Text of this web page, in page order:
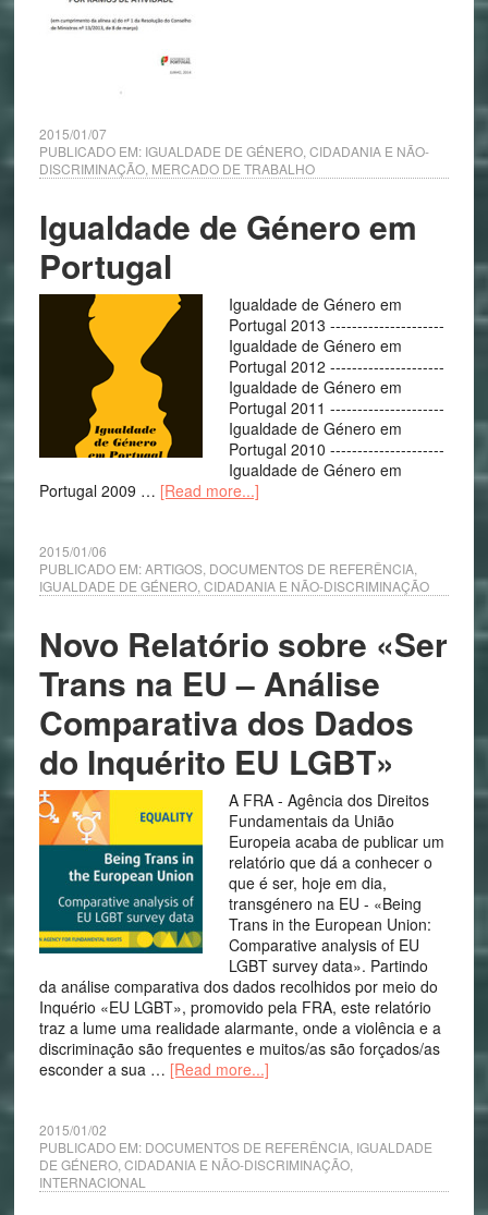
2015/01/07
PUBLICADO EM: IGUALDADE DE GÉNERO, CIDADANIA E NÃO-
DISCRIMINAÇÃO, MERCADO DE TRABALHO
Igualdade de Género em
Portugal
Igualdade de Género em
Portugal 2013 ---------------------
Igualdade de Género em
Portugal 2012 ---------------------
Igualdade de Género em
Portugal 2011 ---------------------
Igualdade de Género em
Portugal 2010 ---------------------
Igualdade de Género em
Portugal 2009 … [Read more...]
2015/01/06
PUBLICADO EM:ARTIGOS, DOCUMENTOS DE REFERÊNCIA,
IGUALDADE DE GÉNERO, CIDADANIA E NÃO-DISCRIMINAÇÃO
Novo Relatório sobre «Ser
Trans na EU – Análise
Comparativa dos Dados
do Inquérito EU LGBT»
A FRA - Agência dos Direitos
Fundamentais da União
Europeia acaba de publicar um
relatório que dá a conhecer o
que é ser, hoje em dia,
transgénero na EU - «Being
Trans in the European Union:
Comparative analysis of EU
LGBT survey data». Partindo
da análise comparativa dos dados recolhidos por meio do
Inquério «EU LGBT», promovido pela FRA, este relatório
traz a lume uma realidade alarmante, onde a violência e a
discriminação são frequentes e muitos/as são forçados/as
esconder a sua … [Read more...]
2015/01/02
PUBLICADO EM: DOCUMENTOS DE REFERÊNCIA, IGUALDADE
DE GÉNERO, CIDADANIA E NÃO-DISCRIMINAÇÃO,
INTERNACIONAL